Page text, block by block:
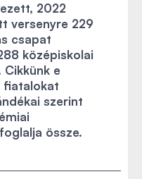
2022
versenyre 229
csapat
középiskolai
e
fiatalokat
szerint
össze.